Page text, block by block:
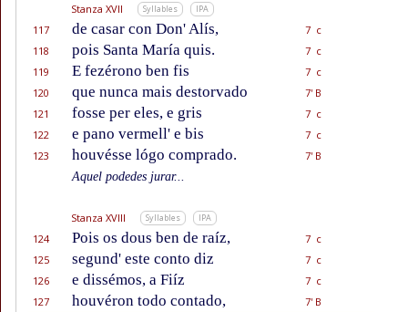
Stanza XVII Syllables IPA
117 de casar con Don' Alís,
7 c
118
pois Santa María quis.
7 c
119
E fezérono ben fis
7 c
120
que nunca mais destorvado
7' B
121
fosse per eles, e gris
7 c
122
e pano vermell' e bis
7 c
123
houvésse lógo comprado.
7' B
Aquel podedes jurar...
Stanza XVIII Syllables IPA
124 Pois os dous ben de raíz,
7 c
125
segund' este conto diz
7 c
126
e dissémos, a Fiíz
7 c
127
houvéron todo contado,
7' B